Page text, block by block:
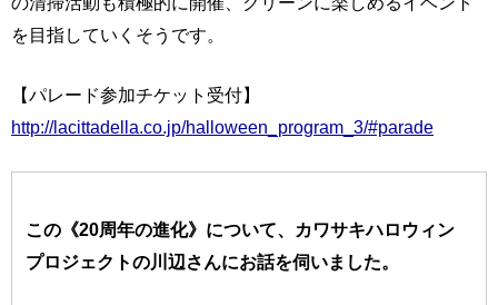
を目指していくそうです。
【パレード参加チケット受付】
http://lacittadella.co.jp/halloween_program_3/#parade
この《20周年の進化》について、カワサキハロウィン
プロジェクトの川辺さんにお話を伺いました。